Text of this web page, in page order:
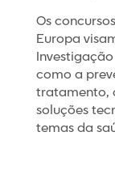
Os
Europa
como a
tratamento,
soluções
temas da